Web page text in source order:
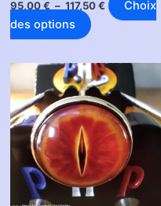
95,00€ – 117,50€
Choix
des options
page
Plage
de
prix :
95,00 €
à
110,00 €
Ce
produit
a
plusieurs
variations.
Les
options